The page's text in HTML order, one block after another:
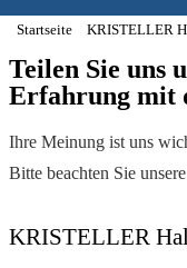
Startseite KRISTELLER
Teilen Sie uns
Erfahrung mit
Ihre Meinung ist uns
Bitte beachten Sie
KRISTELLER